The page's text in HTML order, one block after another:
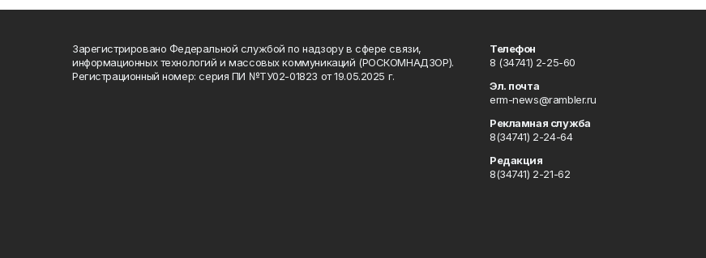
Зарегистрировано Федеральной службой по надзору в сфере связи,
информационных технологий и массовых коммуникаций (РОСКОМНАДЗОР).
Регистрационный номер: серия ПИ №ТУ02-01823 от 19.05.2025 г.
Телефон
8 (34741) 2-25-60
Эл. почта
erm-news@rambler.ru
Рекламная служба
8(34741) 2-24-64
Редакция
8(34741) 2-21-62